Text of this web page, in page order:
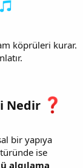
köprüleri kurar.
Nedir
bir yapıya
ise
algılama